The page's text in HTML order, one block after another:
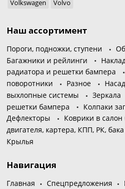
Volkswagen
Volvo
Наш ассортимент
Пороги, подножки, ступени
Багажники и рейлинги
радиатора и решетки бампера
поворотники
Разное
выхлопные системы
Зеркала
решетки бампера
Колпаки
Дефлекторы
Коврики в
двигателя, картера, КПП, РК, бака
Крылья
Навигация
Главная Спецпредложения